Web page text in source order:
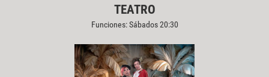
TEATRO
Funciones: Sábados 20:30